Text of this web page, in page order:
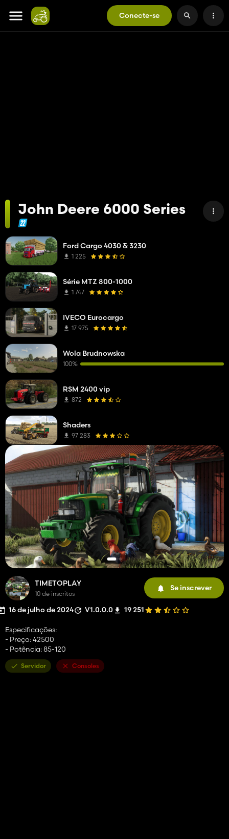
Conecte-se
John Deere 6000 Series
TIMETOPLAY
10 de inscritos
Se inscrever
16 de julho de 2024 V1.0.0.0 19 251
Especificações:
- Preço: 42500
- Potência: 85-120
Servidor Consoles
Ford Cargo 4030 & 3230
1 225
Série MTZ 800-1000
1 747
IVECO Eurocargo
17 975
Wola Brudnowska
100%
RSM 2400 vip
872
Shaders
97 283